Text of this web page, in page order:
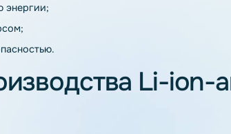
литиевых